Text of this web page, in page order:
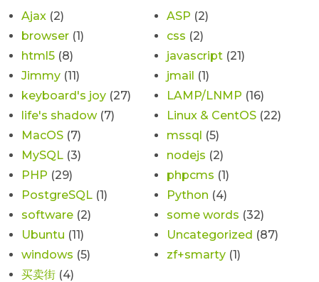
Ajax (2) ASP (2)
browser (1) css (2)
html5 (8) javascript (21)
Jimmy (11) jmail (1)
keyboard's joy (27) LAMP/LNMP (16)
life's shadow(7) Linux & CentOS (22)
MacOS (7) mssql (5)
MySQL (3) nodejs (2)
PHP (29) phpcms (1)
PostgreSQL (1) Python (4)
software (2) some words (32)
Ubuntu (11) Uncategorized (87)
windows (5) zf+smarty (1)
买卖街 (4)